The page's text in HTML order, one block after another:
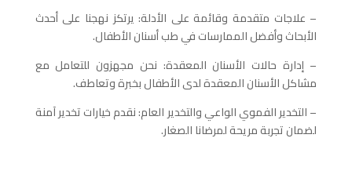
– علاجات متقدمة وقائمة على الأدلة: يرتكز نهجنا على أحدث
الأبحاث وأفضل الممارسات في طب أسنان الأطفال.
– إدارة حالات الأسنان المعقدة: نحن مجهزون للتعامل مع
مشاكل الأسنان المعقدة لدى الأطفال بخبرة وتعاطف.
– التخدير الفموي الواعي والتخدير العام: نقدم خيارات تخدير آمنة
لضمان تجربة مريحة لمرضانا الصغار.